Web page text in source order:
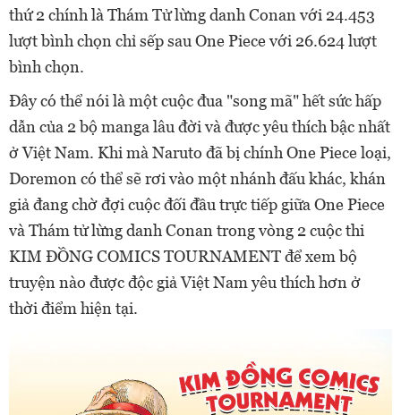
thứ 2 chính là Thám Tử lừng danh Conan với 24.453
lượt bình chọn chỉ sếp sau One Piece với 26.624 lượt
bình chọn.
Đây có thể nói là một cuộc đua "song mã" hết sức hấp
dẫn của 2 bộ manga lâu đời và được yêu thích bậc nhất
ở Việt Nam. Khi mà Naruto đã bị chính One Piece loại,
Doremon có thể sẽ rơi vào một nhánh đấu khác, khán
giả đang chờ đợi cuộc đối đầu trực tiếp giữa One Piece
và Thám tử lừng danh Conan trong vòng 2 cuộc thi
KIM ĐỒNG COMICS TOURNAMENT để xem bộ
truyện nào được độc giả Việt Nam yêu thích hơn ở
thời điểm hiện tại.